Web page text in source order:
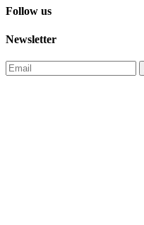
Follow us
Newsletter